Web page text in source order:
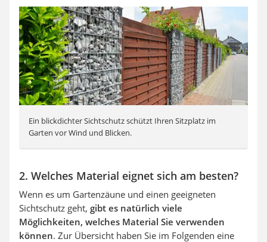
Ein blickdichter Sichtschutz schützt Ihren Sitzplatz im
Garten vor Wind und Blicken.
2. Welches Material eignet sich am besten?
Wenn es um Gartenzäune und einen geeigneten
Sichtschutz geht, gibt es natürlich viele
Möglichkeiten, welches Material Sie verwenden
können. Zur Übersicht haben Sie im Folgenden eine